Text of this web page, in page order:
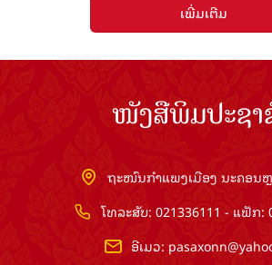
ເພີ່ມເຕີມ
ໜັງສືພິມປະຊາ
ຖະໜົນກຳແພງເມືອງ ນະຄອນ
ໂທລະສັບ: 021336111 - ແຟັກ:
ອີເມວ: